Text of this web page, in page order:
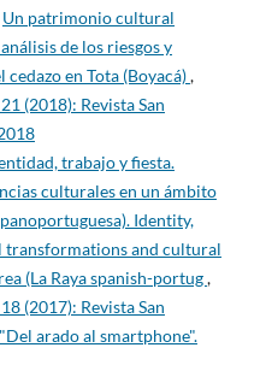
Un patrimonio cultural
de los riesgos y
cedazo en Tota (Boyacá),
(2018): Revista San
trabajo y fiesta.
culturales en un ámbito
Identity,
and cultural
(La Raya spanish-portug,
(2017): Revista San
arado al smartphone".